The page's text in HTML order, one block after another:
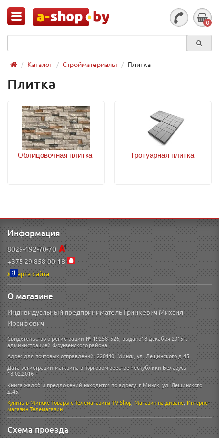
0
Каталог Стройматериалы Плитка
Плитка
Облицовочная плитка Тротуарная плитка
Информация
8029-192-70-70
+375 29 858-00-18
Карта сайта
О магазине
Индивидуальный предприниматель Гринкевич Михаил
Иосифович
Свидетельство о регистрации № 192581526, выдано18 декабря 2015г.
администрацией Фрунзенского района.
Адрес для почтовых отправлений: 220140, Минск, ул. Лещинского д 45.
Дата регистрации магазина в Торговом реестре Республики Беларусь
18.02.2016 г
Книга жалоб и предложений находится по адресу: г.Минск, ул. Лещинского
д.45.
Купить в МинскеТовары с Телемагазина TV-Shop,Магазин на диване,Интернет
магазинТелемагазин
Схема проезда